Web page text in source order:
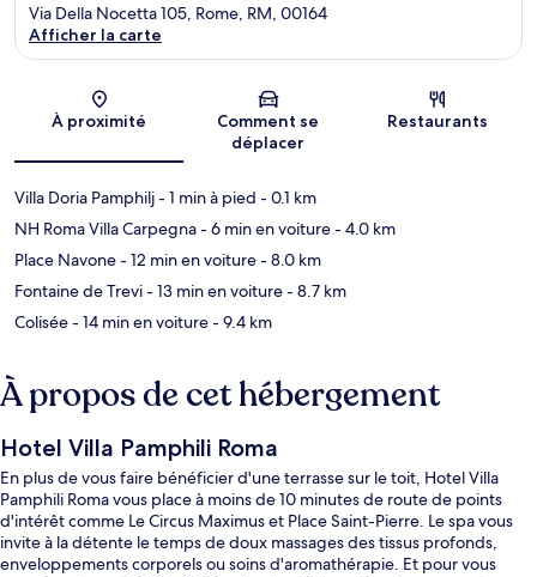
Carte
Via Della Nocetta 105, Rome, RM, 00164
Afficher la carte
À proximité
Comment se
déplacer
Restaurants
Villa Doria Pamphilj- 1 min à pied - 0.1 km
NH Roma Villa Carpegna- 6 min en voiture- 4.0 km
Place Navone- 12 min en voiture- 8.0 km
Fontaine de Trevi- 13 min en voiture- 8.7 km
Colisée- 14 min en voiture- 9.4 km
À propos de cet hébergement
Hotel Villa Pamphili Roma
En plus de vous faire bénéficier d'une terrasse sur le toit, Hotel Villa
Pamphili Roma vous place à moins de 10 minutes de route de points
d'intérêt comme Le Circus Maximus et Place Saint-Pierre. Le spa vous
invite à la détente le temps de doux massages des tissus profonds,
enveloppements corporels ou soins d'aromathérapie. Et pour vous